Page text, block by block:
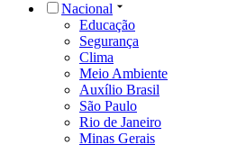
Nacional
Educação
Segurança
Clima
Meio Ambiente
Auxílio Brasil
São Paulo
Rio de Janeiro
Minas Gerais